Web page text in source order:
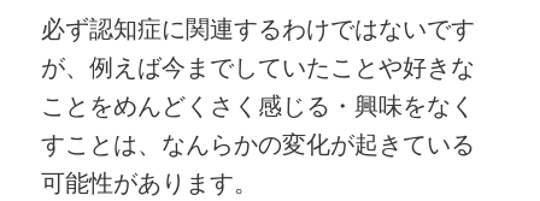
必ず認知症に関連するわけではないです
が、例えば今までしていたことや好きな
ことをめんどくさく感じる・興味をなく
すことは、なんらかの変化が起きている
可能性があります。